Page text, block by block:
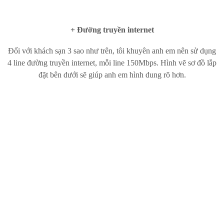
+ Đường truyền internet
Đối với khách sạn 3 sao như trên, tôi khuyên anh em nên sử dụng
4 line đường truyền internet, mỗi line 150Mbps. Hình vẽ sơ đồ lắp
đặt bên dưới sẽ giúp anh em hình dung rõ hơn.